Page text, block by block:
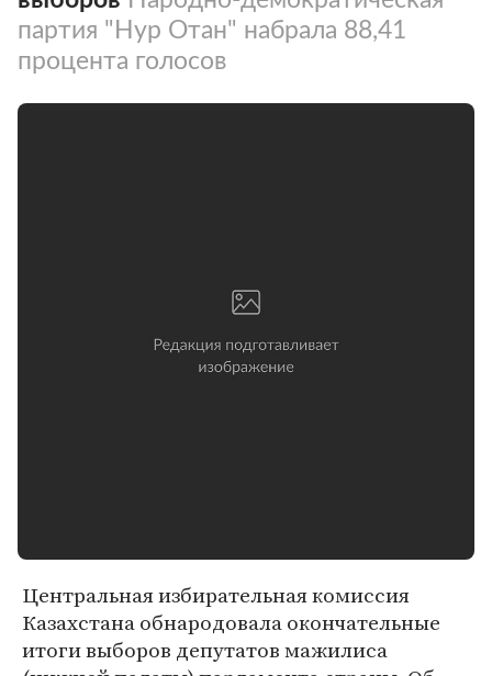
партия "Нур Отан" набрала 88,41
процента голосов
Центральная избирательная комиссия
Казахстана обнародовала окончательные
итоги выборов депутатов мажилиса